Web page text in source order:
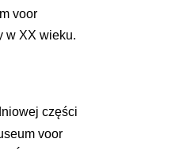
voor
w XX wieku.
części
voor